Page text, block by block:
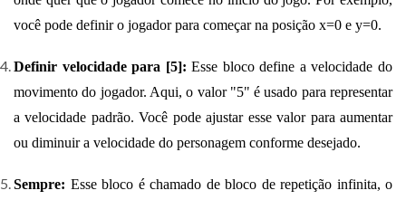
você pode definir o jogador para começar na posição x=0 e y=0.
Definir velocidade para [5]: Esse bloco define a velocidade do
movimento do jogador. Aqui, o valor "5" é usado para representar
a velocidade padrão. Você pode ajustar esse valor para aumentar
ou diminuir a velocidade do personagem conforme desejado.
Sempre: Esse bloco é chamado de bloco de repetição infinita, o